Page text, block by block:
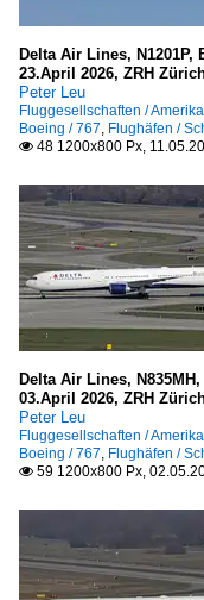
Delta Air Lines, N1201P,
23.April 2026, ZRH
Peter Leu
Fluggesellschaften /
Boeing / 767, Flughäfen /
 48 1200x800 Px,
Delta Air Lines,
03.April 2026, ZRH
Peter Leu
Fluggesellschaften /
Boeing / 767, Flughäfen /
 59 1200x800 Px,